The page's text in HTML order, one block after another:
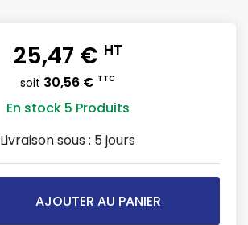
25,47 € HT
soit 30,56 € TTC
En stock 5 Produits
Livraison sous : 5 jours
AJOUTER AU PANIER